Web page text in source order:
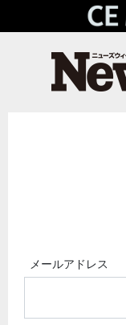
メールアドレス